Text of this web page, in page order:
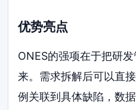
优势亮点
ONES的强项在于把研
来。需求拆解后可以直
例关联到具体缺陷，数